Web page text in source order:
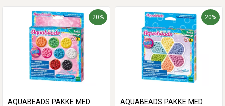
20%
AQUABEADS PAKKE MED
20%
AQUABEADS PAKKE MED